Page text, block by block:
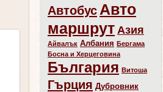
Автобус Авто
маршрут Азия
Айвалък Албания Бергама
Босна и Херцеговина
България Витоша
Гърция Дубровник